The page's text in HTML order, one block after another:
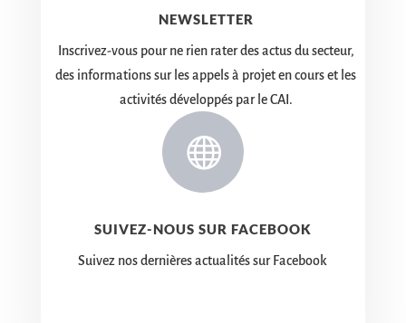
NEWSLETTER
Inscrivez-vous pour ne rien rater des actus du secteur,
des informations sur les appels à projet en cours et les
activités développés par le CAI.

SUIVEZ-NOUS SUR FACEBOOK
Suivez nos dernières actualités sur Facebook